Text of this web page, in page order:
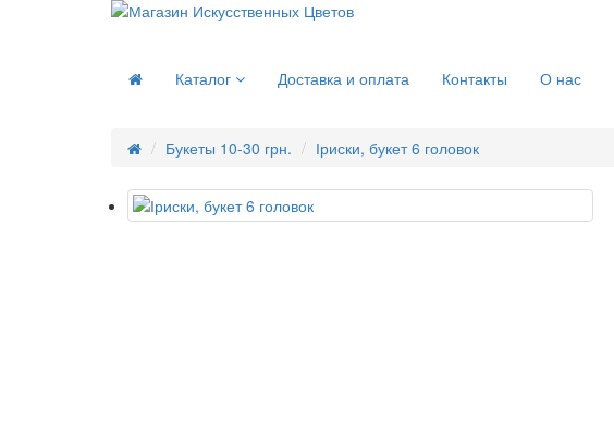
Каталог Доставка и оплата Контакты О нас
Букеты 10-30 грн. Іриски, букет 6 головок